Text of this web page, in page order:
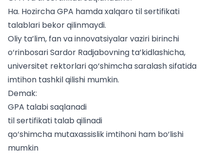
Ha. Hozircha GPA hamda xalqaro til sertifikati
talablari bekor qilinmaydi.
Oliy ta’lim, fan va innovatsiyalar vaziri birinchi
o‘rinbosari Sardor Radjabovning ta’kidlashicha,
universitet rektorlari qo‘shimcha saralash sifatida
imtihon tashkil qilishi mumkin.
Demak:
GPA talabi saqlanadi
til sertifikati talab qilinadi
qo‘shimcha mutaxassislik imtihoni ham bo‘lishi
mumkin